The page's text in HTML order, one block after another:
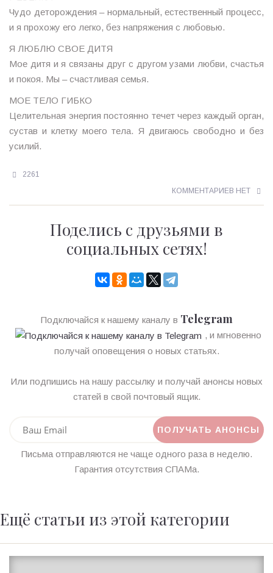
Чудо деторождения – нормальный, естественный процесс,
и я прохожу его легко, без напряжения с любовью.
Я ЛЮБЛЮ СВОЕ ДИТЯ
Мое дитя и я связаны друг с другом узами любви, счастья
и покоя. Мы – счастливая семья.
МОЕ ТЕЛО ГИБКО
Целительная энергия постоянно течет через каждый орган,
сустав и клетку моего тела. Я двигаюсь свободно и без
усилий.
2261
КОММЕНТАРИЕВ НЕТ
Поделись с друзьями в
социальных сетях!
Подключайся к нашему каналу в Telegram
, и мгновенно
получай оповещения о новых статьях.
Или подпишись на нашу рассылку и получай анонсы новых
статей в свой почтовый ящик.
Письма отправляются не чаще одного раза в неделю.
Гарантия отсутствия СПАМа.
Ещё статьи из этой категории